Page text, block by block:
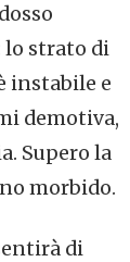
lo strato di
instabile e
demotiva,
Supero la
morbido.
di